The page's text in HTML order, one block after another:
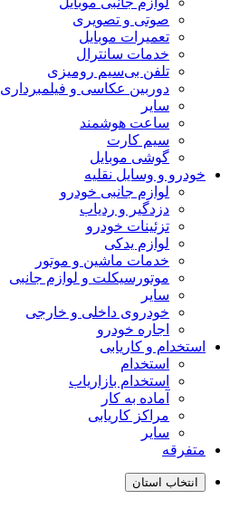
صوتی و تصویری
تعمیرات موبایل
خدمات سانترال
تلفن بی‌سیم رومیزی
دوربین عکاسی و فیلمبرداری
سایر
ساعت هوشمند
سیم کارت
گوشی موبایل
خودرو و وسایل نقلیه
لوازم جانبی خودرو
دزدگیر و ردیاب
تزئینات خودرو
لوازم یدکی
خدمات ماشین و موتور
موتورسیکلت و لوازم جانبی
سایر
خودروی داخلی و خارجی
اجاره خودرو
استخدام و کاریابی
استخدام
استخدام بازاریاب
آماده به کار
مراکز کاریابی
سایر
متفرقه
انتخاب استان